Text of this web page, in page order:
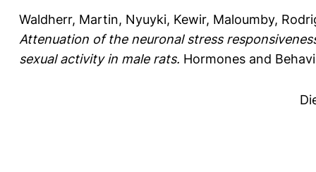
Waldherr, Martin, Nyuyki, Kewir, Maloumby,
Attenuation of the neuronal stress
sexual activity in male rats. Hormones and